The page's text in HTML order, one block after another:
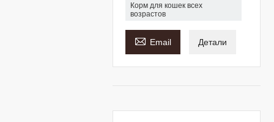
Корм для кошек всех
возрастов
 Email Детали